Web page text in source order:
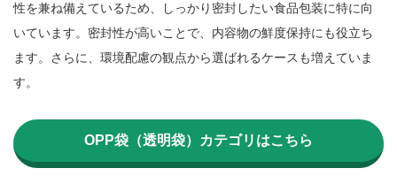
性を兼ね備えているため、しっかり密封したい食品包装に特に向
いています。密封性が高いことで、内容物の鮮度保持にも役立ち
ます。さらに、環境配慮の観点から選ばれるケースも増えていま
す。
OPP袋（透明袋）カテゴリはこちら